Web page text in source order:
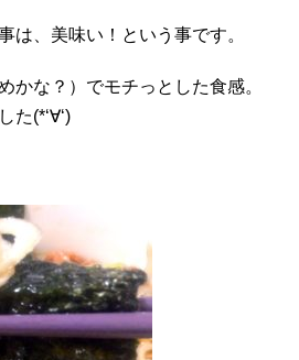
は、美味い！という事です。
かな？）でモチっとした食感。
た(*‘∀‘)